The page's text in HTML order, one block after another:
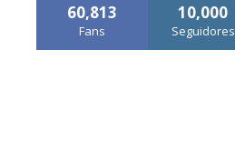
60,813
Fans
10,000
Seguidores